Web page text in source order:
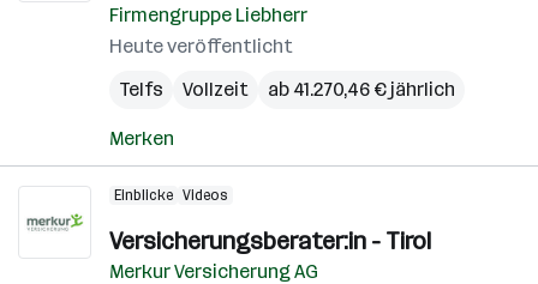
Firmengruppe Liebherr
Heute veröffentlicht
Telfs
Vollzeit ab 41.270,46 € jährlich
Merken
Einblicke Videos
Versicherungsberater:in - Tirol
Merkur Versicherung AG